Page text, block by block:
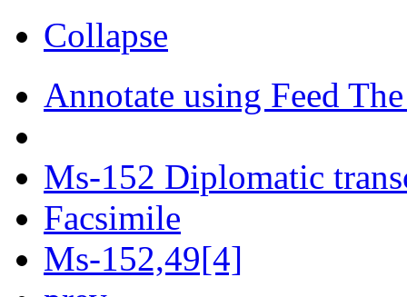
Collapse
Annotate using Feed
Ms-152 Diplomatic
Facsimile
Ms-152,49[4]